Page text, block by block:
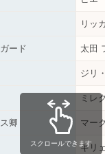
リッ
ード 太田
ジリ
ミレ
卿 マー
ギリ
スクロールできます